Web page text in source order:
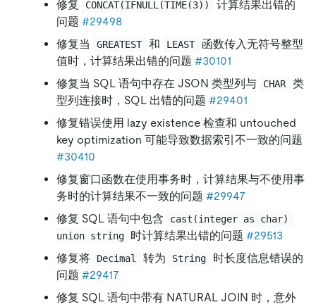
修复
CONCAT(IFNULL(TIME(3))
计算结果出错的
问题 #29498
修复当
GREATEST 和 LEAST
函数传入无符号整型
值时，计算结果出错的问题 #30101
修复当 SQL 语句中存在 JSON 类型列与
CHAR
类
型列连接时，SQL 出错的问题 #29401
修复错误使用 lazy existence 检查和 untouched
key optimization 可能导致数据索引不一致的问题
#30410
修复窗口函数在使用事务时，计算结果与不使用事
务时的计算结果不一致的问题 #29947
修复 SQL 语句中包含
cast(integer as char)
union string
时计算结果出错的问题#29513
修复将
Decimal 转为 String
时长度信息错误的
问题 #29417
修复 SQL 语句中带有 NATURAL JOIN 时，意外